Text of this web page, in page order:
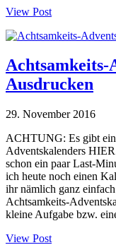
View Post
Achtsamkeits-
Ausdrucken
29. November 2016
ACHTUNG: Es gibt
Adventskalenders
schon ein paar Last-
ich heute noch einen
ihr nämlich ganz
Achtsamkeits-
kleine Aufgabe bzw.
View Post